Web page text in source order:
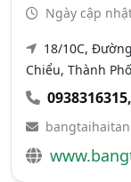
Ngày cập
18/10C,
Chiểu, Thành
0938316315,